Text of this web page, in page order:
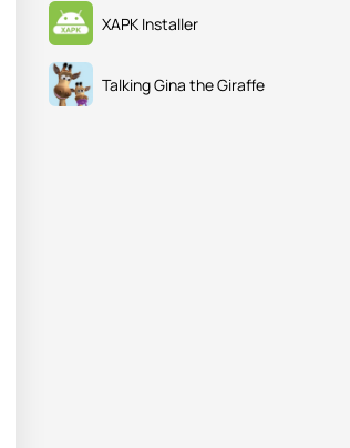
XAPK Installer
Talking Gina the Giraffe